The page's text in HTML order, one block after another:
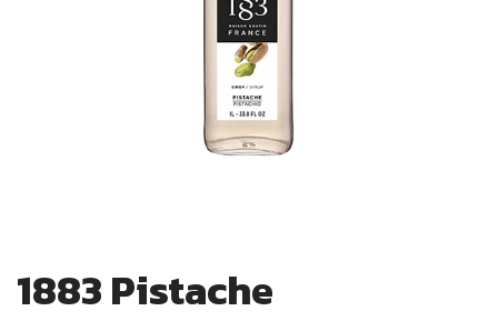
1883 Pistache